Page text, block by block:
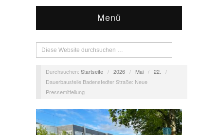
Menü
Durchsuchen: Startseite / 2026 / Mai / 22.
/
Dauerbaustelle Badenstedter Straße: Neue
Pressemitteilung